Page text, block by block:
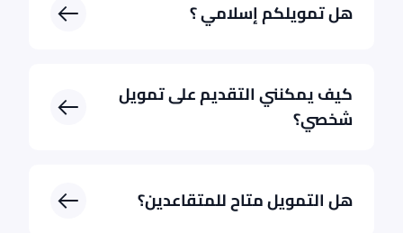
هل تمويلكم إسلامي ؟
كيف يمكنني التقديم على تمويل
شخصي؟
هل التمويل متاح للمتقاعدين؟